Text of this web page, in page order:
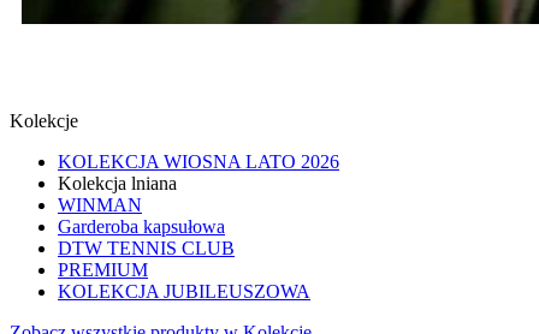
Kolekcje
KOLEKCJA WIOSNA LATO 2026
Kolekcja lniana
WINMAN
Garderoba kapsułowa
DTW TENNIS CLUB
PREMIUM
KOLEKCJA JUBILEUSZOWA